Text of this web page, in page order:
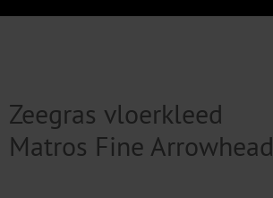
Zeegras vloerkleed
Matros Fine Arrowhead